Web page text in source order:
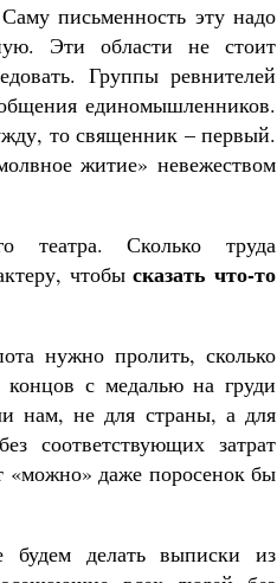
письменность эту надо
Эти области не стоит
Группы ревнителей
единомышленников.
то священник – первый.
житие» невежеством
Сколько труда
чтобысказать что-то
нужно пролить, сколько
с медалью на груди
нам, не для страны, а для
соответствующих затрат
«можно» даже поросенок бы
будем делать выписки из